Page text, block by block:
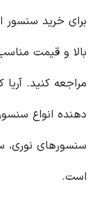
بالا و قیمت
مراجعه کنید. آریا
دهنده انواع
سنسورهای نوری،
است.